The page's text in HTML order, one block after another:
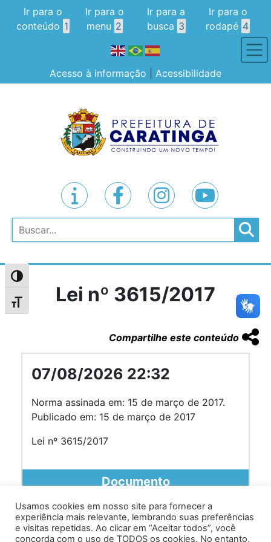
Alternar alto contraste
Alternar tamanho da fonte
Ir para o
conteúdo 1
Ir para o
menu 2
Ir para a
busca 3
Ir para o
rodapé 4
Acesso à informação Acessibilidade
Pesquisar
Lei nº 3615/2017
Compartilhe este conteúdo
07/08/2026 22:32
Norma assinada em: 15 de março de 2017.
Publicado em: 15 de março de 2017
Lei nº 3615/2017
Documento
Usamos cookies em nosso site para fornecer a
experiência mais relevante, lembrando suas preferências
e visitas repetidas. Ao clicar em “Aceitar todos”, você
concorda com o uso de TODOS os cookies. No entanto,